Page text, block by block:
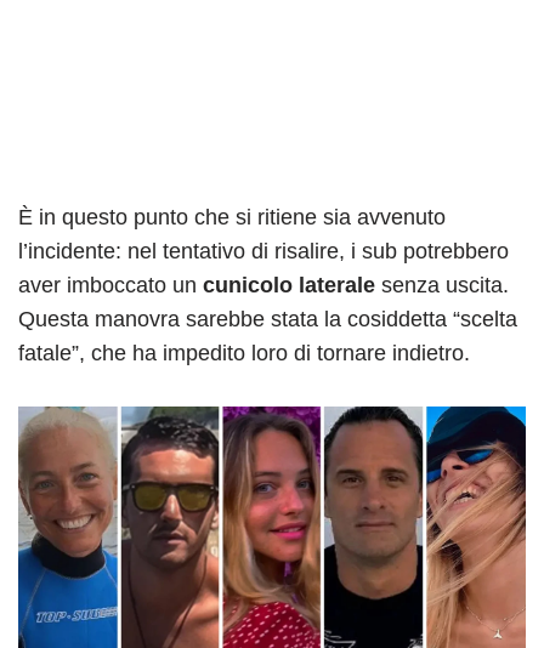
È in questo punto che si ritiene sia avvenuto
l’incidente: nel tentativo di risalire, i sub potrebbero
aver imboccato un cunicolo laterale senza uscita.
Questa manovra sarebbe stata la cosiddetta “scelta
fatale”, che ha impedito loro di tornare indietro.